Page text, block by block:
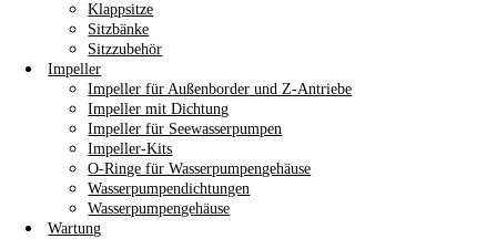
Klappsitze
Sitzbänke
Sitzzubehör
Impeller
Impeller für Außenborder und Z-Antriebe
Impeller mit Dichtung
Impeller für Seewasserpumpen
Impeller-Kits
O-Ringe für Wasserpumpengehäuse
Wasserpumpendichtungen
Wasserpumpengehäuse
Wartung